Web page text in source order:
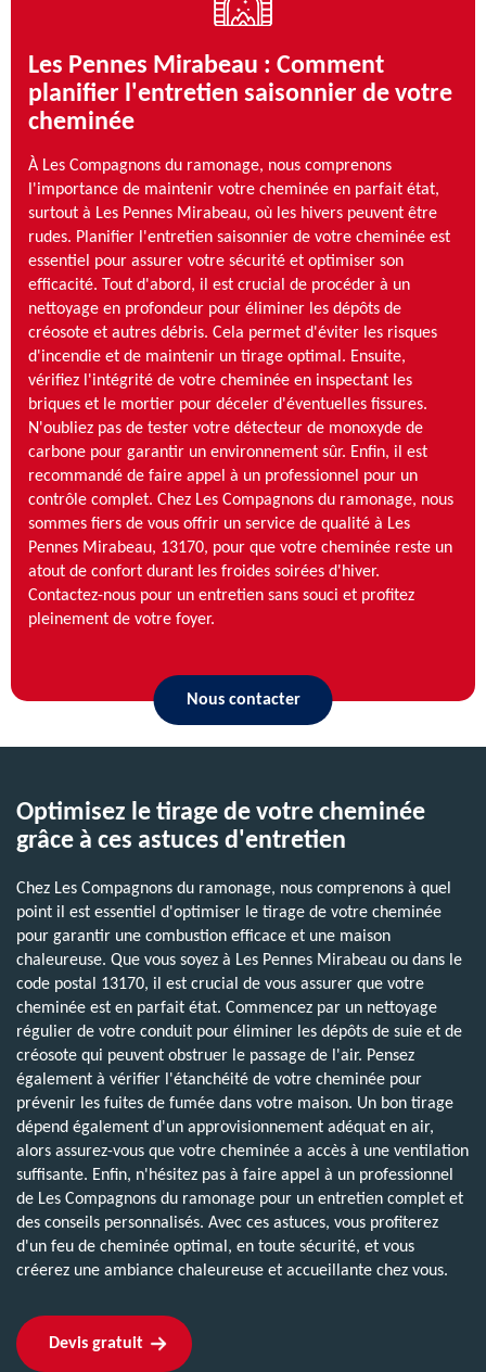
Les Pennes Mirabeau : Comment
planifier l'entretien saisonnier de votre
cheminée
À Les Compagnons du ramonage, nous comprenons
l'importance de maintenir votre cheminée en parfait état,
surtout à Les Pennes Mirabeau, où les hivers peuvent être
rudes. Planifier l'entretien saisonnier de votre cheminée est
essentiel pour assurer votre sécurité et optimiser son
efficacité. Tout d'abord, il est crucial de procéder à un
nettoyage en profondeur pour éliminer les dépôts de
créosote et autres débris. Cela permet d'éviter les risques
d'incendie et de maintenir un tirage optimal. Ensuite,
vérifiez l'intégrité de votre cheminée en inspectant les
briques et le mortier pour déceler d'éventuelles fissures.
N'oubliez pas de tester votre détecteur de monoxyde de
carbone pour garantir un environnement sûr. Enfin, il est
recommandé de faire appel à un professionnel pour un
contrôle complet. Chez Les Compagnons du ramonage, nous
sommes fiers de vous offrir un service de qualité à Les
Pennes Mirabeau, 13170, pour que votre cheminée reste un
atout de confort durant les froides soirées d'hiver.
Contactez-nous pour un entretien sans souci et profitez
pleinement de votre foyer.
Nous contacter
Optimisez le tirage de votre cheminée
grâce à ces astuces d'entretien
Chez Les Compagnons du ramonage, nous comprenons à quel
point il est essentiel d'optimiser le tirage de votre cheminée
pour garantir une combustion efficace et une maison
chaleureuse. Que vous soyez à Les Pennes Mirabeau ou dans le
code postal 13170, il est crucial de vous assurer que votre
cheminée est en parfait état. Commencez par un nettoyage
régulier de votre conduit pour éliminer les dépôts de suie et de
créosote qui peuvent obstruer le passage de l'air. Pensez
également à vérifier l'étanchéité de votre cheminée pour
prévenir les fuites de fumée dans votre maison. Un bon tirage
dépend également d'un approvisionnement adéquat en air,
alors assurez-vous que votre cheminée a accès à une ventilation
suffisante. Enfin, n'hésitez pas à faire appel à un professionnel
de Les Compagnons du ramonage pour un entretien complet et
des conseils personnalisés. Avec ces astuces, vous profiterez
d'un feu de cheminée optimal, en toute sécurité, et vous
créerez une ambiance chaleureuse et accueillante chez vous.
Devis gratuit